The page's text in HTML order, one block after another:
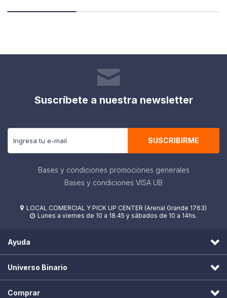
Suscríbete a nuestra newsletter
SUSCRIBIRME
Bases y condiciones promociones generales
Bases y condiciones VISA UB
 LOCAL COMERCIAL Y PICK UP CENTER (Arenal Grande 1763)
 Lunes a viernes de 10 a 18.45 y sábados de 10 a 14hs.
Ayuda
Universo Binario
Comprar